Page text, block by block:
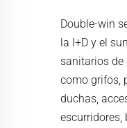
Double-win
la I+D y el
sanitarios de
como grifos,
duchas,
escurridores,